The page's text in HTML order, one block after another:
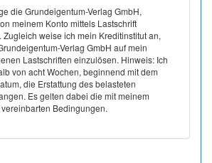
die Grundeigentum-Verlag GmbH,
meinem Konto mittels Lastschrift
weise ich mein Kreditinstitut an,
Verlag GmbH auf mein
Lastschriften einzulösen. Hinweis: Ich
von acht Wochen, beginnend mit dem
die Erstattung des belasteten
Es gelten dabei die mit meinem
Bedingungen.